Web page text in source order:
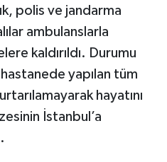
polis ve jandarma
ambulanslarla
kaldırıldı. Durumu
yapılan tüm
hayatını
İstanbul’a